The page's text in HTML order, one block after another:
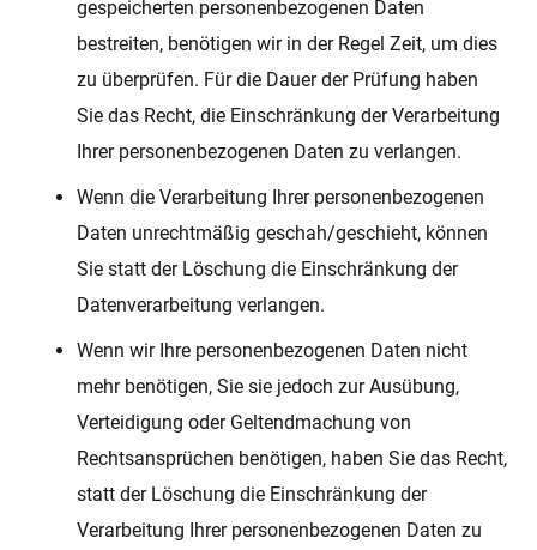
gespeicherten personenbezogenen Daten
bestreiten, benötigen wir in der Regel Zeit, um dies
zu überprüfen. Für die Dauer der Prüfung haben
Sie das Recht, die Einschränkung der Verarbeitung
Ihrer personenbezogenen Daten zu verlangen.
Wenn die Verarbeitung Ihrer personenbezogenen
Daten unrechtmäßig geschah/geschieht, können
Sie statt der Löschung die Einschränkung der
Datenverarbeitung verlangen.
Wenn wir Ihre personenbezogenen Daten nicht
mehr benötigen, Sie sie jedoch zur Ausübung,
Verteidigung oder Geltendmachung von
Rechtsansprüchen benötigen, haben Sie das Recht,
statt der Löschung die Einschränkung der
Verarbeitung Ihrer personenbezogenen Daten zu